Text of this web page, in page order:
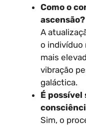
Como o
ascensão?
A
o indivíduo
mais
vibração
galáctica.
É possível
Sim, o